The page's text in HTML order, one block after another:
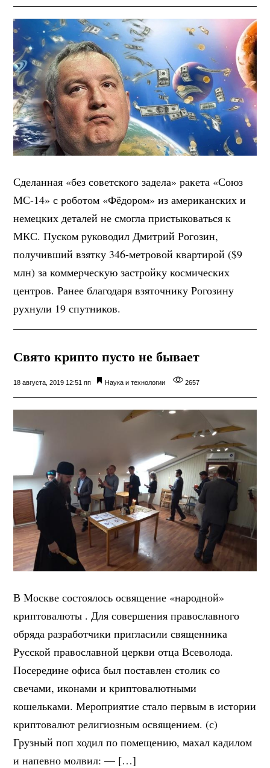
Сделанная «без советского задела» ракета «Союз
МС-14» с роботом «Фёдором» из американских и
немецких деталей не смогла пристыковаться к
МКС. Пуском руководил Дмитрий Рогозин,
получивший взятку 346-метровой квартирой ($9
млн) за коммерческую застройку космических
центров. Ранее благодаря взяточнику Рогозину
рухнули 19 спутников.
Свято крипто пусто не бывает
18 августа, 2019 12:51 пп Наука и технологии 2657
В Москве состоялось освящение «народной»
криптовалюты . Для совершения православного
обряда разработчики пригласили священника
Русской православной церкви отца Всеволода.
Посередине офиса был поставлен столик со
свечами, иконами и криптовалютными
кошельками. Мероприятие стало первым в истории
криптовалют религиозным освящением. (с)
Грузный поп ходил по помещению, махал кадилом
и напевно молвил: — […]